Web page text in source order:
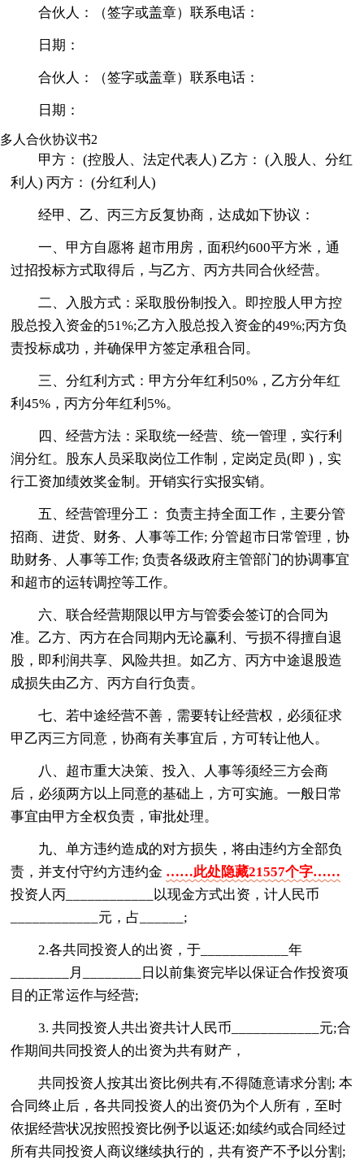
合伙人：（签字或盖章）联系电话：
日期：
合伙人：（签字或盖章）联系电话：
日期：
多人合伙协议书2
甲方： (控股人、法定代表人) 乙方： (入股人、分红
利人) 丙方： (分红利人)
经甲、乙、丙三方反复协商，达成如下协议：
一、甲方自愿将 超市用房，面积约600平方米，通
过招投标方式取得后，与乙方、丙方共同合伙经营。
二、入股方式：采取股份制投入。即控股人甲方控
股总投入资金的51%;乙方入股总投入资金的49%;丙方负
责投标成功，并确保甲方签定承租合同。
三、分红利方式：甲方分年红利50%，乙方分年红
利45%，丙方分年红利5%。
四、经营方法：采取统一经营、统一管理，实行利
润分红。股东人员采取岗位工作制，定岗定员(即 )，实
行工资加绩效奖金制。开销实行实报实销。
五、经营管理分工： 负责主持全面工作，主要分管
招商、进货、财务、人事等工作; 分管超市日常管理，协
助财务、人事等工作; 负责各级政府主管部门的协调事宜
和超市的运转调控等工作。
六、联合经营期限以甲方与管委会签订的合同为
准。乙方、丙方在合同期内无论赢利、亏损不得擅自退
股，即利润共享、风险共担。如乙方、丙方中途退股造
成损失由乙方、丙方自行负责。
七、若中途经营不善，需要转让经营权，必须征求
甲乙丙三方同意，协商有关事宜后，方可转让他人。
八、超市重大决策、投入、人事等须经三方会商
后，必须两方以上同意的基础上，方可实施。一般日常
事宜由甲方全权负责，审批处理。
九、单方违约造成的对方损失，将由违约方全部负
责，并支付守约方违约金 ……此处隐藏21557个字……
投资人丙____________以现金方式出资，计人民币
____________元，占______;
2.各共同投资人的出资，于____________年
________月________日以前集资完毕以保证合作投资项
目的正常运作与经营;
3. 共同投资人共出资共计人民币____________元;合
作期间共同投资人的出资为共有财产，
共同投资人按其出资比例共有,不得随意请求分割; 本
合同终止后，各共同投资人的出资仍为个人所有，至时
依据经营状况按照投资比例予以返还;如续约或合同经过
所有共同投资人商议继续执行的，共有资产不予以分割;